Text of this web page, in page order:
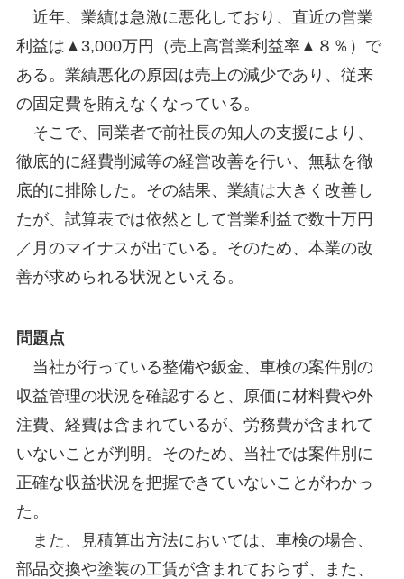
近年、業績は急激に悪化しており、直近の営業
利益は▲3,000万円（売上高営業利益率▲８％）で
ある。業績悪化の原因は売上の減少であり、従来
の固定費を賄えなくなっている。
そこで、同業者で前社長の知人の支援により、
徹底的に経費削減等の経営改善を行い、無駄を徹
底的に排除した。その結果、業績は大きく改善し
たが、試算表では依然として営業利益で数十万円
／月のマイナスが出ている。そのため、本業の改
善が求められる状況といえる。
問題点
当社が行っている整備や鈑金、車検の案件別の
収益管理の状況を確認すると、原価に材料費や外
注費、経費は含まれているが、労務費が含まれて
いないことが判明。そのため、当社では案件別に
正確な収益状況を把握できていないことがわかっ
た。
また、見積算出方法においては、車検の場合、
部品交換や塗装の工賃が含まれておらず、また、